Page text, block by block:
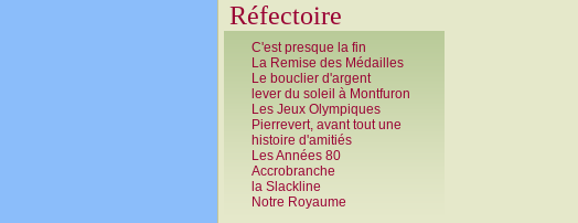
Réfectoire
C'est presque la fin
La Remise des Médailles
Le bouclier d'argent
lever du soleil à Montfuron
Les Jeux Olympiques
Pierrevert, avant tout une
histoire d'amitiés
Les Années 80
Accrobranche
la Slackline
Notre Royaume